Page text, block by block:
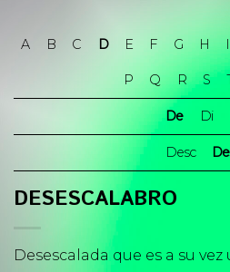
A B C D E F G H I
P Q R S
De Di
Desc
DESESCALABRO
Desescalada que es a su